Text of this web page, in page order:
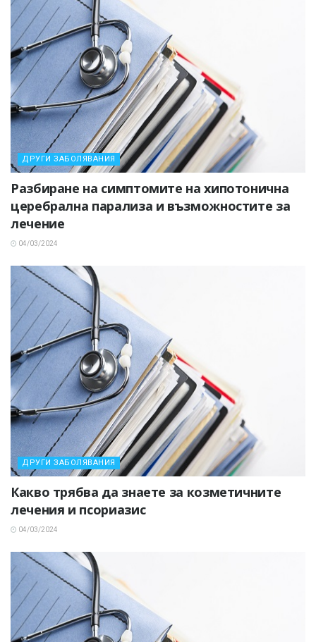
ДРУГИ ЗАБОЛЯВАНИЯ
Разбиране на симптомите на хипотонична
церебрална парализа и възможностите за
лечение
04/03/2024
ДРУГИ ЗАБОЛЯВАНИЯ
Какво трябва да знаете за козметичните
лечения и псориазис
04/03/2024